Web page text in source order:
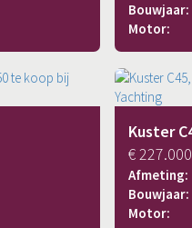
Bouwjaar:
Motor:
Kuster
€ 227.000
Afmeting:
Bouwjaar:
Motor: